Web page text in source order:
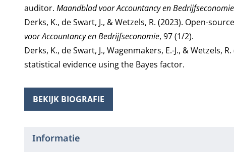
auditor. Maandblad voor Accountancy en Bedrijfseconomie
Derks, K., de Swart, J., & Wetzels, R. (2023). Open-
voor Accountancy en Bedrijfseconomie, 97 (1/2).
Derks, K., de Swart, J., Wagenmakers, E.-J., &
statistical evidence using the Bayes factor.
BEKIJK BIOGRAFIE
Informatie